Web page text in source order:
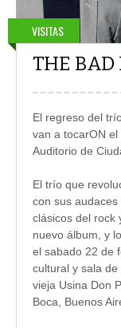
VISITAS
THE BAD
El regreso del
van a tocarON
Auditorio de
El trío que
con sus
clásicos del rock
nuevo álbum, y
el sabado 22 de
cultural y sala
vieja Usina Don
Boca, Buenos